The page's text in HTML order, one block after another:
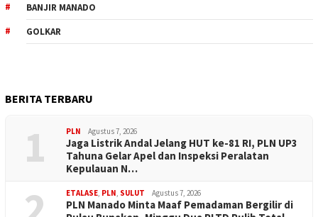
BANJIR MANADO
GOLKAR
BERITA TERBARU
1 PLN Agustus 7, 2026
Jaga Listrik Andal Jelang HUT ke-81 RI, PLN UP3
Tahuna Gelar Apel dan Inspeksi Peralatan
Kepulauan N…
ETALASE PLN SULUT Agustus 7, 2026
PLN Manado Minta Maaf Pemadaman Bergilir di